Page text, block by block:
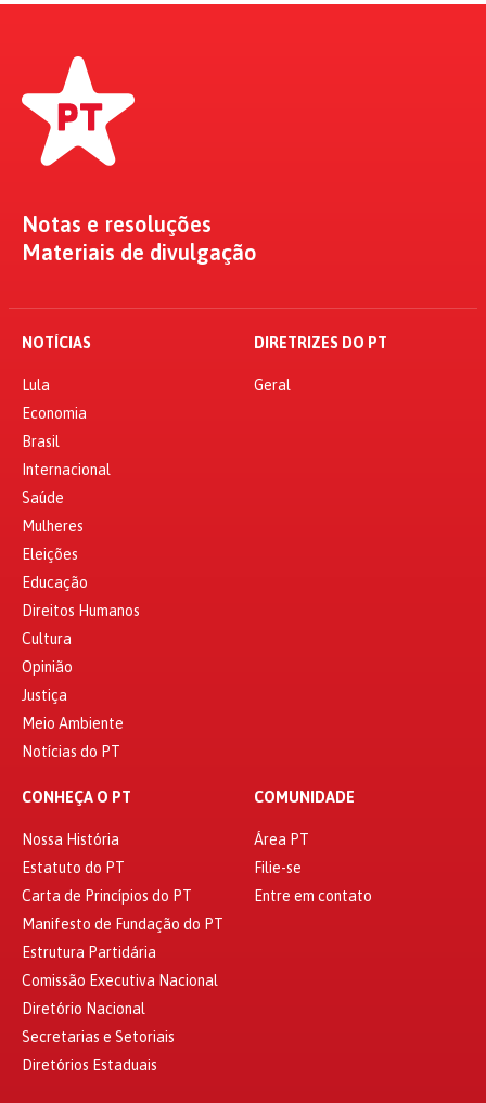
Notas e resoluções
Materiais de divulgação
NOTÍCIAS
Lula
Economia
Brasil
Internacional
Saúde
Mulheres
Eleições
Educação
Direitos Humanos
Cultura
Opinião
Justiça
Meio Ambiente
Notícias do PT
DIRETRIZES DO PT
Geral
CONHEÇA O PT
Nossa História
Estatuto do PT
Carta de Princípios do PT
Manifesto de Fundação do PT
Estrutura Partidária
Comissão Executiva Nacional
Diretório Nacional
Secretarias e Setoriais
Diretórios Estaduais
COMUNIDADE
Área PT
Filie-se
Entre em contato